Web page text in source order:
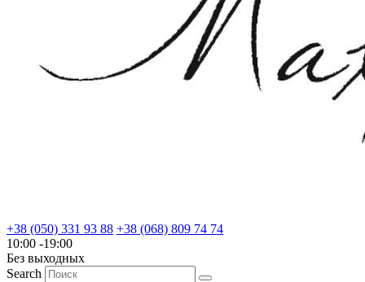
+38 (050) 331 93 88 +38 (068) 809 74 74
10:00 -19:00
Без выходных
Search